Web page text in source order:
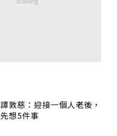
譚敦慈：迎接一個人老後，
先想5件事